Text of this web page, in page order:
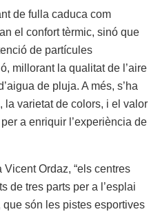
de fulla caduca com
el confort tèrmic, sinó que
de partícules
millorant la qualitat de l’aire
de pluja. A més, s’ha
la varietat de colors, i el valor
a enriquir l’experiència de
Ordaz, “els centres
de tres parts per a l’esplai
que són les pistes esportives